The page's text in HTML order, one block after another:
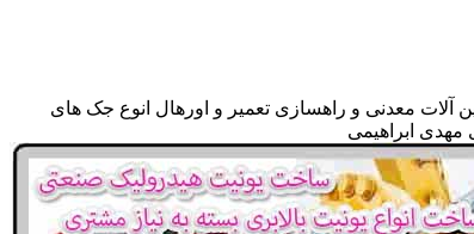
آلات معدنی و راهسازی تعمیر و اورهال انوع جک های